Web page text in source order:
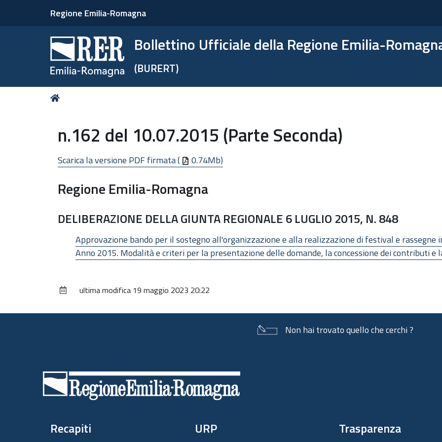
Regione Emilia-Romagna
Bollettino Ufficiale della Regione Emilia-
(BURERT)
Tu
n.162 del 10.07.2015 (Parte Seconda)
Scarica la versione PDF firmata ( 0.74Mb)
Regione Emilia-Romagna
DELIBERAZIONE DELLA GIUNTA REGIONALE 6 LUGLIO 2015, N. 848
Approvazione bando per il sostegno all'organizzazione e alla realizzazione di festival e rassegne
Anno 2015. Modalità e criteri per la presentazione delle domande, la concessione dei contributi
ultima modifica 19 maggio 2023 20:22
Non hai trovato quello che cerchi ?
Recapiti URP Trasparenza